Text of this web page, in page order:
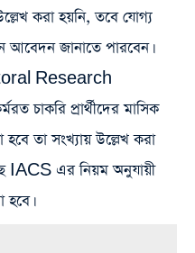
উল্লেখ করা হয়নি, তবে যোগ্য
আবেদন জানাতে পারবেন।
Research
চাকরি প্রার্থীদের মাসিক
তা সংখ্যায় উল্লেখ করা
IACS এর নিয়ম অনুযায়ী
হবে।